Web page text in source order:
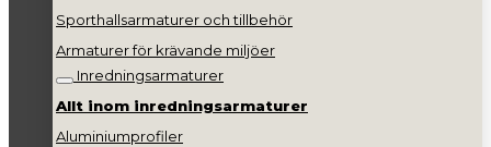
Sporthallsarmaturer och tillbehör
Armaturer för krävande miljöer
Inredningsarmaturer
Allt inom inredningsarmaturer
Aluminiumprofiler